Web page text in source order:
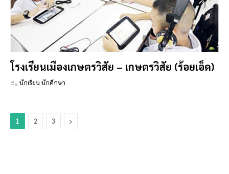
โรงเรียนเมืองเกษตรวิสัย – เกษตรวิสัย (ร้อยเอ็ด)
By นักเรียน นักศึกษา
1 2 3 Next